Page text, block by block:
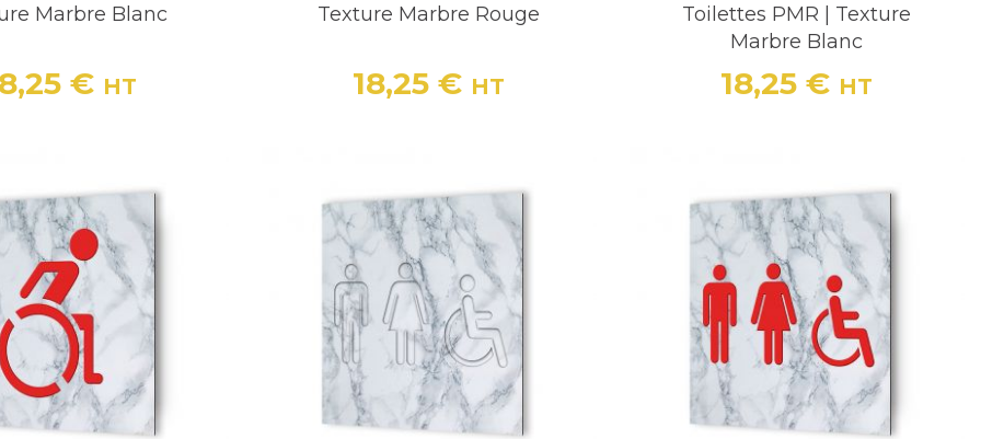
Marbre Blanc
Prix
€ HT
Texture Marbre Rouge
Prix
18,25 € HT
Toilettes PMR | Texture
Marbre Blanc
Prix
18,25 € HT